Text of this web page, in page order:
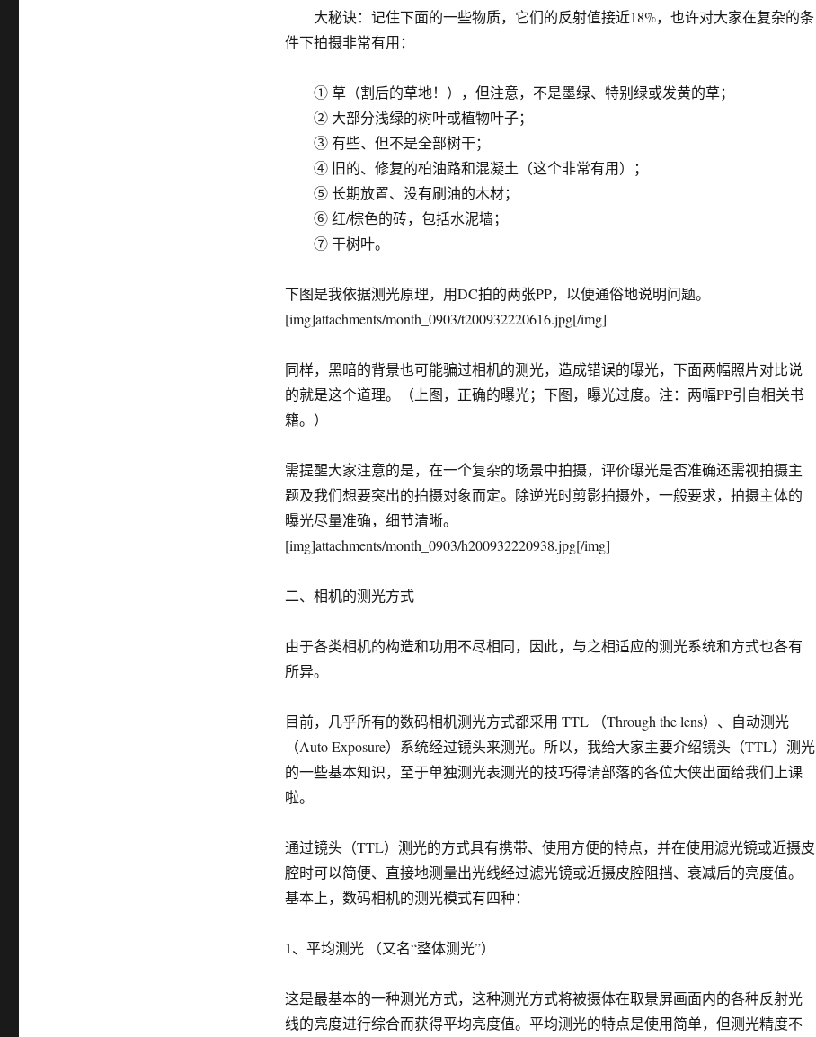
大秘诀：记住下面的一些物质，它们的反射值接近18%，也许对大家在复杂的条
件下拍摄非常有用：
① 草（割后的草地！），但注意，不是墨绿、特别绿或发黄的草；
② 大部分浅绿的树叶或植物叶子；
③ 有些、但不是全部树干；
④ 旧的、修复的柏油路和混凝土（这个非常有用）；
⑤ 长期放置、没有刷油的木材；
⑥ 红/棕色的砖，包括水泥墙；
⑦ 干树叶。
下图是我依据测光原理，用DC拍的两张PP，以便通俗地说明问题。
[img]attachments/month_0903/t200932220616.jpg[/img]
同样，黑暗的背景也可能骗过相机的测光，造成错误的曝光，下面两幅照片对比说
的就是这个道理。（上图，正确的曝光；下图，曝光过度。注：两幅PP引自相关书
籍。）
需提醒大家注意的是，在一个复杂的场景中拍摄，评价曝光是否准确还需视拍摄主
题及我们想要突出的拍摄对象而定。除逆光时剪影拍摄外，一般要求，拍摄主体的
曝光尽量准确，细节清晰。
[img]attachments/month_0903/h200932220938.jpg[/img]
二、相机的测光方式
由于各类相机的构造和功用不尽相同，因此，与之相适应的测光系统和方式也各有
所异。
目前，几乎所有的数码相机测光方式都采用 TTL （Through the lens）、自动测光
（Auto Exposure）系统经过镜头来测光。所以，我给大家主要介绍镜头（TTL）测光
的一些基本知识，至于单独测光表测光的技巧得请部落的各位大侠出面给我们上课
啦。
通过镜头（TTL）测光的方式具有携带、使用方便的特点，并在使用滤光镜或近摄皮
腔时可以简便、直接地测量出光线经过滤光镜或近摄皮腔阻挡、衰减后的亮度值。
基本上，数码相机的测光模式有四种：
1、平均测光 （又名“整体测光”）
这是最基本的一种测光方式，这种测光方式将被摄体在取景屏画面内的各种反射光
线的亮度进行综合而获得平均亮度值。平均测光的特点是使用简单，但测光精度不